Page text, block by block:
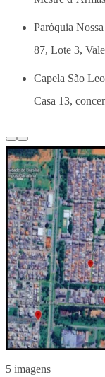
Paróquia
87, Lote 3,
Capela São
Casa 13,
5 imagens